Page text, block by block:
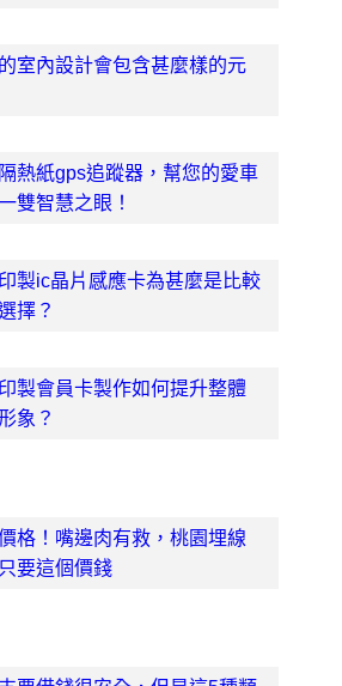
室內設計會包含甚麼樣的元
熱紙gps追蹤器，幫您的愛車
雙智慧之眼！
製ic晶片感應卡為甚麼是比較
擇？
製會員卡製作如何提升整體
象？
格！嘴邊肉有救，桃園埋線
要這個價錢